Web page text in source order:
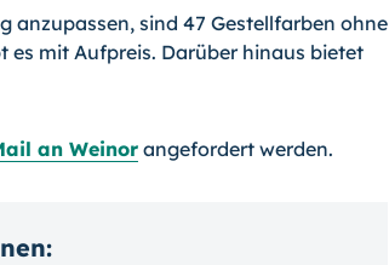
anzupassen, sind 47 Gestell­farben ohne
es mit Aufpreis. Darüber hinaus bietet
an Weinor angefordert werden.